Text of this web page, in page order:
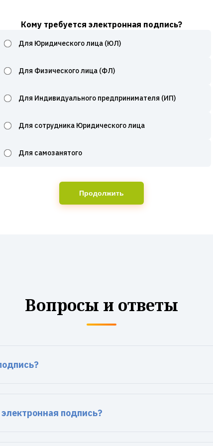
Кому требуется электронная подпись?
Для Юридического лица (ЮЛ)
Для Физического лица (ФЛ)
Для Индивидуального предпринимателя (ИП)
Для сотрудника Юридического лица
Для самозанятого
Продолжить
Вопросы и ответы
подпись?